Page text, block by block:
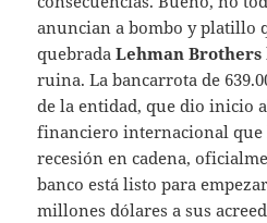
anuncian a bombo y platillo
quebradaLehman Brothers
ruina. La bancarrota de
de la entidad, que dio inicio
financiero internacional que
recesión en cadena,
banco está listo para
millones dólares a sus